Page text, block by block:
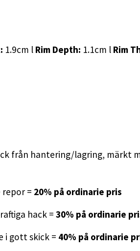
1.9cm l Rim Depth: 1.1cm l Rim
från hantering/lagring, märkt
= 20% på ordinarie pris
hack = 30% på ordinarie
i gott skick = 40% på ordinarie